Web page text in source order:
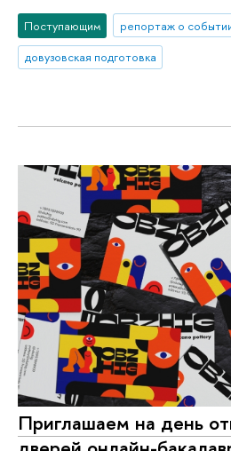
Поступающим
репортаж о
довузовская подготовка
Приглашаем на день